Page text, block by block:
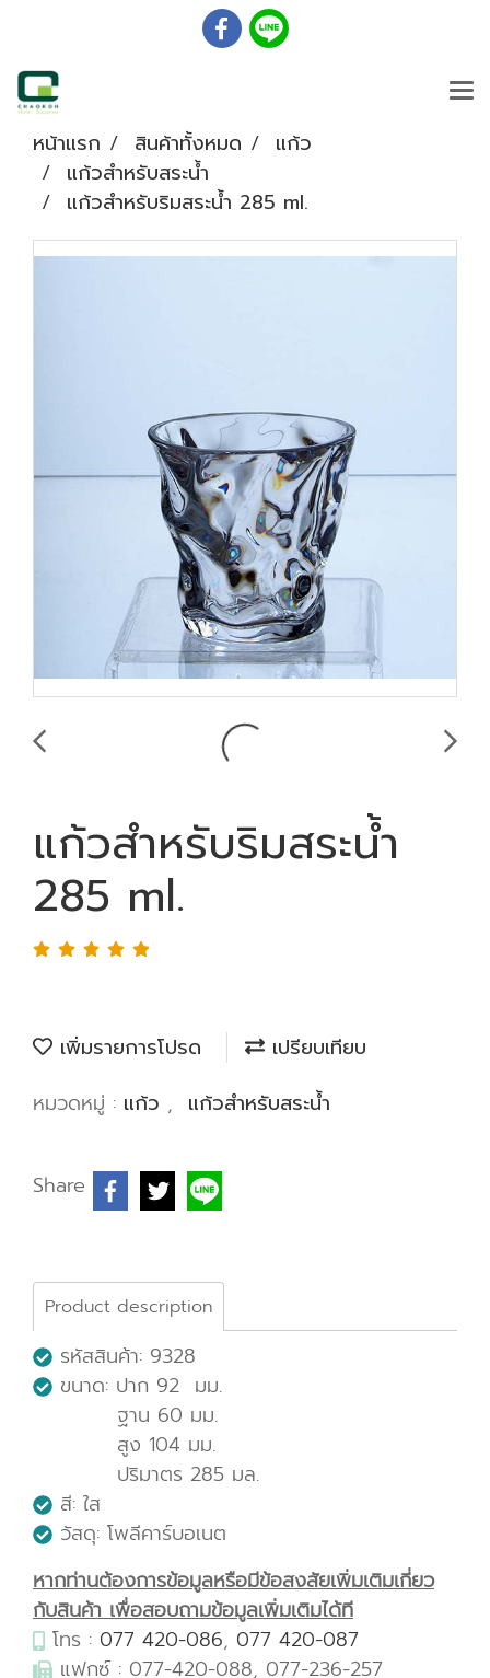
หน้าแรก สินค้าทั้งหมด
แก้ว
แก้วสำหรับสระน้ำ
แก้วสำหรับริมสระน้ำ 285 ml.
แก้วสำหรับริมสระน้ำ
285 ml.
เพิ่มรายการโปรด
เปรียบเทียบ
หมวดหมู่ : แก้ว , แก้วสำหรับสระน้ำ
Share
Product description
รหัสสินค้า: 9328
ขนาด: ปาก 92 มม.
ฐาน 60 มม.
สูง 104 มม.
ปริมาตร 285 มล.
สี: ใส
วัสดุ: โพลีคาร์บอเนต
หากท่านต้องการข้อมูลหรือมีข้อสงสัยเพิ่มเติมเกี่ยว
กับสินค้า เพื่อสอบถามข้อมูลเพิ่มเติมได้ที
โทร : 077 420-086, 077 420-087
แฟกซ์ : 077-420-088, 077-236-257